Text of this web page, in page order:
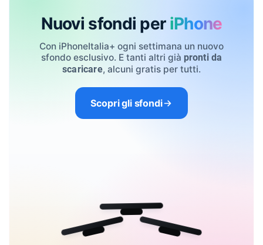
Nuovi sfondi per iPhone
Con iPhoneItalia+ ogni settimana un nuovo
sfondo esclusivo. E tanti altri già pronti da
scaricare, alcuni gratis per tutti.
Scopri gli sfondi